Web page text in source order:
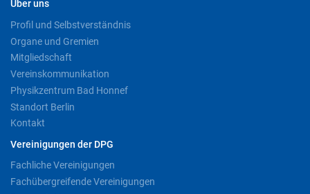
Über uns
Profil und Selbstverständnis
Organe und Gremien
Mitgliedschaft
Vereinskommunikation
Physikzentrum Bad Honnef
Standort Berlin
Kontakt
Vereinigungen der DPG
Fachliche Vereinigungen
Fachübergreifende Vereinigungen